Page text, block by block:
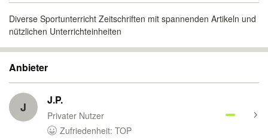
Diverse Sportunterricht Zeitschriften mit spannenden Artikeln und
nützlichen Unterrichteinheiten
Anbieter
J J.P.
Privater Nutzer
Zufriedenheit: TOP